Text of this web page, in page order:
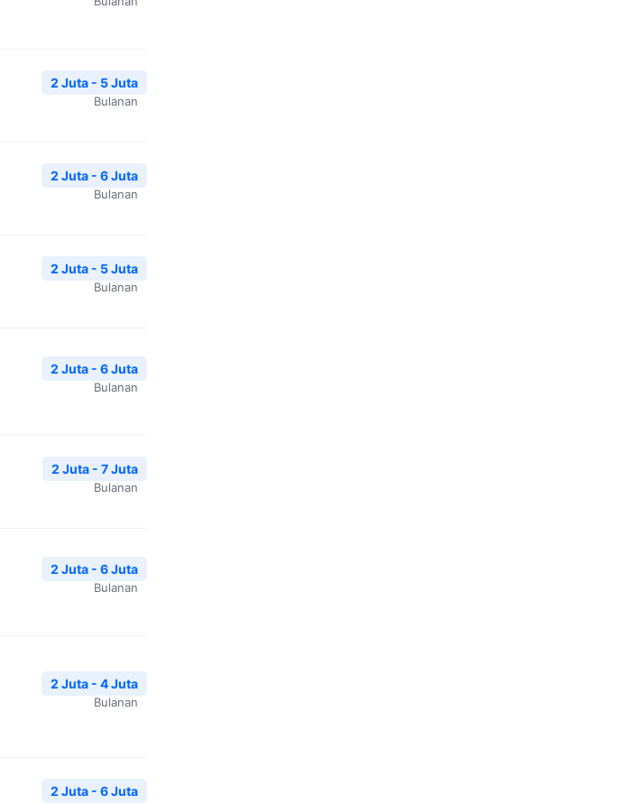
2 Juta - 5 Juta
Bulanan
2 Juta - 6 Juta
Bulanan
2 Juta - 5 Juta
Bulanan
2 Juta - 6 Juta
Bulanan
2 Juta - 7 Juta
Bulanan
2 Juta - 6 Juta
Bulanan
2 Juta - 4 Juta
Bulanan
2 Juta - 6 Juta